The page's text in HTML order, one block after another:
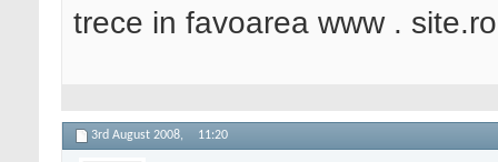
trece in favoarea www . site.ro
3rd August 2008, 11:20